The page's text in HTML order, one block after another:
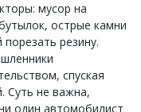
мусор на
острые камни
резину.
спуская
Суть не важна,
один автомобилист